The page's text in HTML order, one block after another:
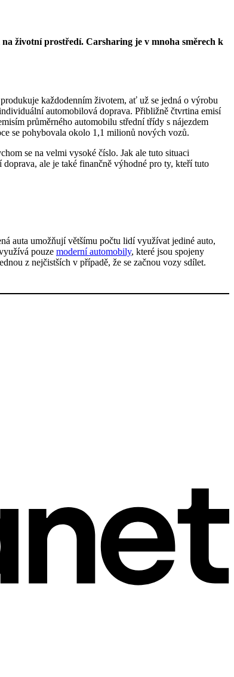
životní prostředí. Carsharing je v mnoha směrech k
každodenním životem, ať už se jedná o výrobu
automobilová doprava. Přibližně čtvrtina emisí
průměrného automobilu střední třídy s nájezdem
se pohybovala okolo 1,1 milionů nových vozů.
se na velmi vysoké číslo. Jak ale tuto situaci
ale je také finančně výhodné pro ty, kteří tuto
auta umožňují většímu počtu lidí využívat jediné auto,
pouze moderní automobily, které jsou spojeny
z nejčistších v případě, že se začnou vozy sdílet.